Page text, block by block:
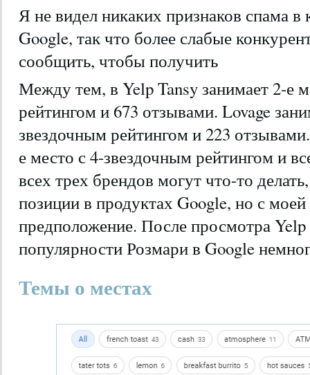
Я не видел никаких признаков спама в
Google, так что более слабые
сообщить, чтобы получить
Между тем, в Yelp Tansy занимает 2-е
рейтингом и 673 отзывами. Lovage
звездочным рейтингом и 223
е место с 4-звездочным рейтингом и
всех трех брендов могут что-то
позиции в продуктах Google, но с
предположение. После просмотра
популярности Розмари в Google
Темы о местах